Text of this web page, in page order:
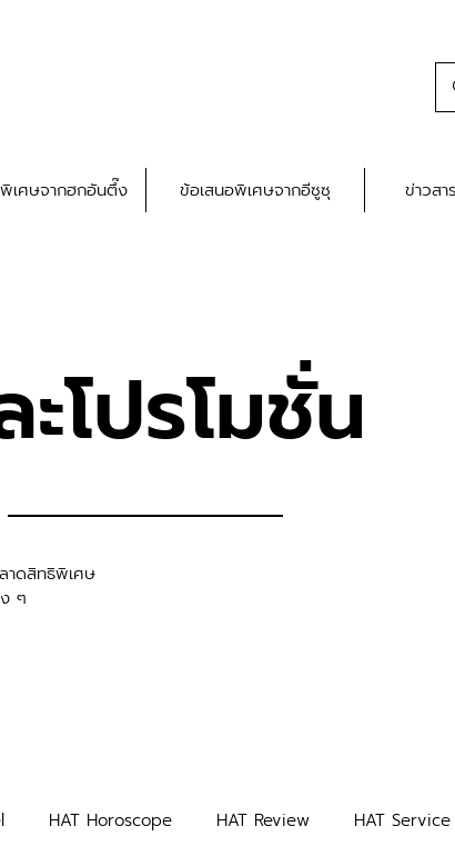
เศษจากฮกอันตึ๊ง ข้อเสนอพิเศษจากอีซูซุ ข่าวสา
โปรโมชั่น
าดสิทธิพิเศษ
ๆ
HAT Horoscope HAT Review HAT